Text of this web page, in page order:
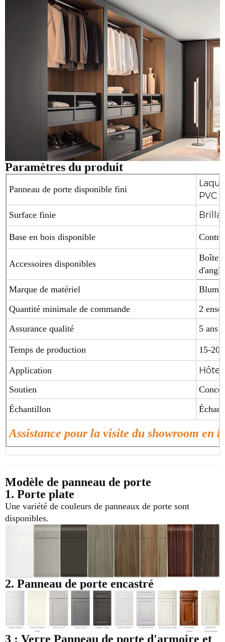
Paramètres du produit
Panneau de porte disponible fini
PVC
Surface finie
Base en bois disponible
Accessoires disponibles
Boîte
Marque de matériel
Blum
Quantité minimale de commande
2
Assurance qualité
5 ans
Temps de production 15-20
Application
Soutien
Échantillon
Assistance pour la visite du showroom en
Modèle de panneau de porte
1. Porte plate
Une variété de couleurs de panneaux de porte sont
disponibles.
2. Panneau de porte encastré
3 : Verre Panneau de porte d'armoire et